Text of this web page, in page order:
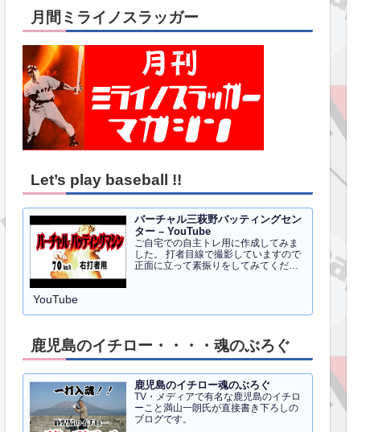
月間ミライノスラッガー
Let’s play baseball !!
バーチャル三萩野バッティングセン
ター – YouTube
ご自宅での自主トレ用に作成してみま
した。 打者目線で撮影していますので
正面に立って素振りをしてみてくださ
YouTube
鹿児島のイチロー・・・・魂のぶろぐ
鹿児島のイチロー魂のぶろぐ
TV・メディアで有名な鹿児島のイチロ
ーこと満山一朗氏が直接書き下ろしの
ブログです。